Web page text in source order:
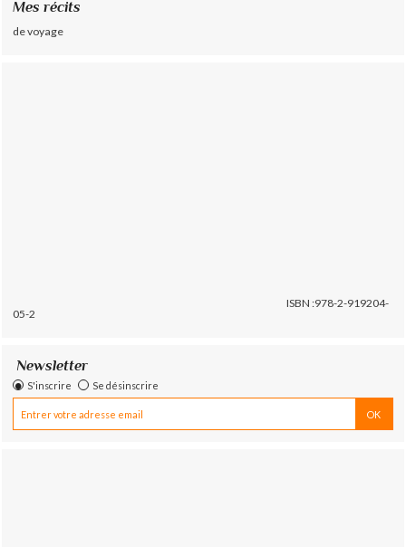
Mes récits
de voyage
ISBN :978-2-919204-
05-2
Newsletter
S'inscrire Se désinscrire